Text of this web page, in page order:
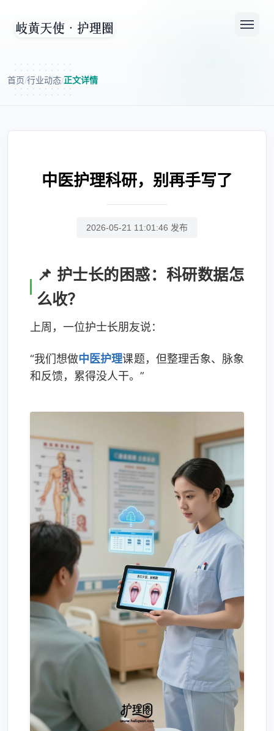
首页/行业动态/正文详情
中医护理科研，别再手写了
2026-05-21 11:01:46 发布
📌 护士长的困惑：科研数据怎
么收？
上周，一位护士长朋友说：
“我们想做中医护理课题，但整理舌象、脉象
和反馈，累得没人干。”